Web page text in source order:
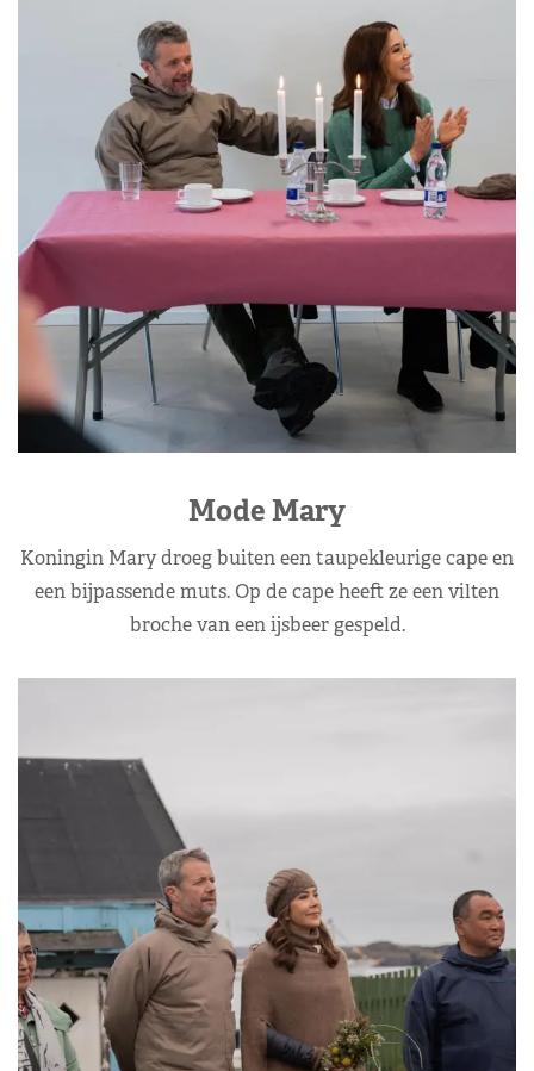
Mode Mary
Koningin Mary droeg buiten een taupekleurige cape en
een bijpassende muts. Op de cape heeft ze een vilten
broche van een ijsbeer gespeld.